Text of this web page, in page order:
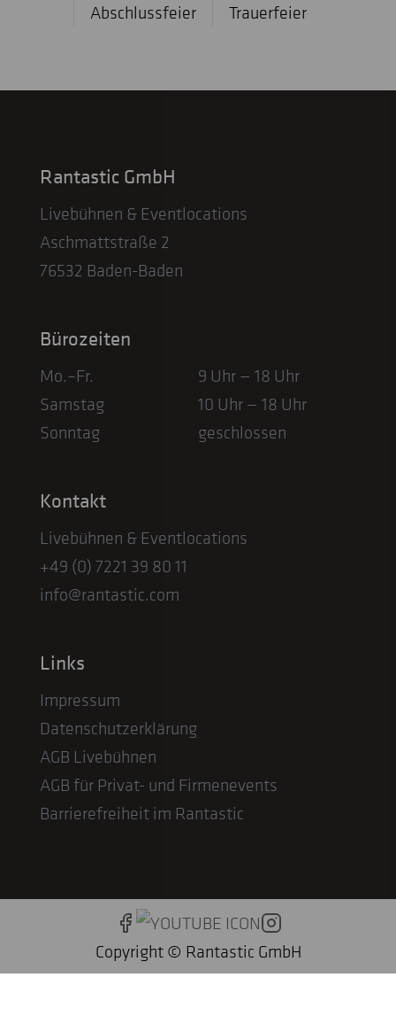
Abschlussfeier
Trauerfeier
Rantastic GmbH
Livebühnen & Eventlocations
Aschmattstraße 2
76532 Baden-Baden
Bürozeiten
Mo.–Fr.
9 Uhr — 18 Uhr
Samstag
10 Uhr — 18 Uhr
Sonntag
geschlossen
Kontakt
Livebühnen & Eventlocations
+49 (0) 7221 39 80 11
info@rantastic.com
Links
Impressum
Datenschutzerklärung
AGB Livebühnen
AGB für Privat- und Firmenevents
Barrierefreiheit im Rantastic
Copyright © Rantastic GmbH